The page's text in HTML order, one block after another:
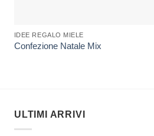
IDEE REGALO MIELE
Confezione Natale Mix
ULTIMI ARRIVI